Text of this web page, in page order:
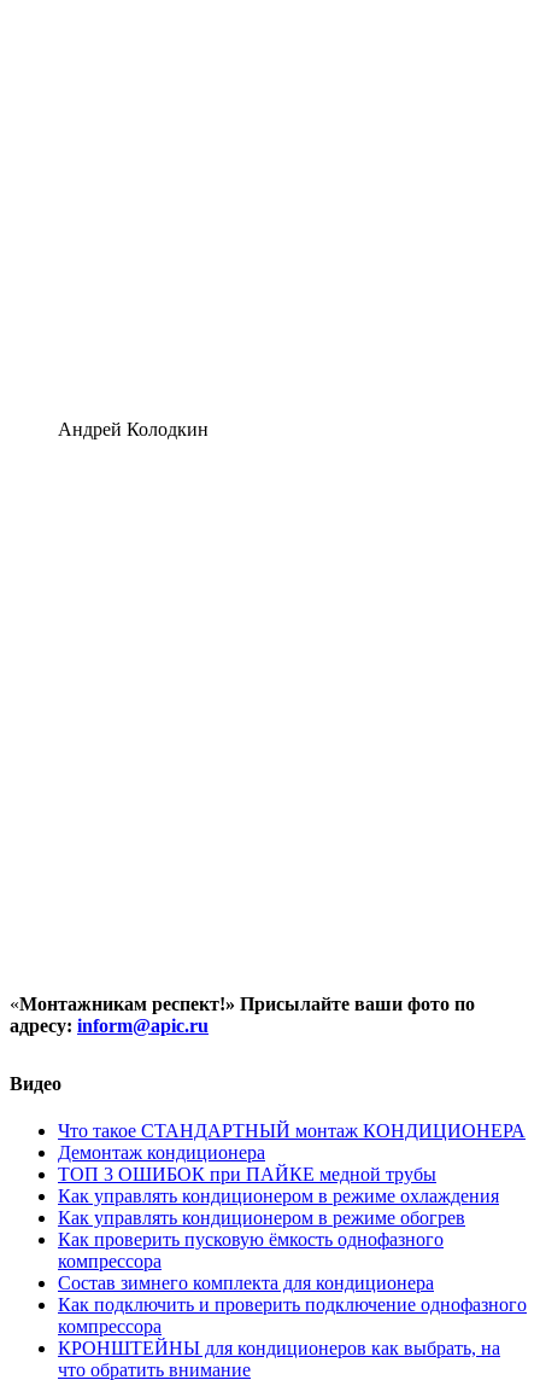
Андрей Колодкин
«Монтажникам респект!» Присылайте ваши фото по
адресу: inform@apic.ru
Видео
Что такое СТАНДАРТНЫЙ монтаж КОНДИЦИОНЕРА
Демонтаж кондиционера
ТОП 3 ОШИБОК при ПАЙКЕ медной трубы
Как управлять кондиционером в режиме охлаждения
Как управлять кондиционером в режиме обогрев
Как проверить пусковую ёмкость однофазного
компрессора
Состав зимнего комплекта для кондиционера
Как подключить и проверить подключение однофазного
компрессора
КРОНШТЕЙНЫ для кондиционеров как выбрать, на
что обратить внимание